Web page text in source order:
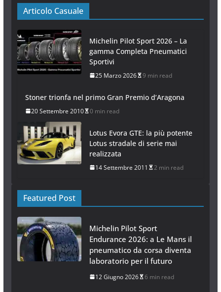
Articolo Casuale
Michelin Pilot Sport 2026 – La
gamma Completa Pneumatici
Sportivi
25 Marzo 2026 9 min read
Stoner trionfa nel primo Gran Premio d’Aragona
20 Settembre 2010 0 min read
Lotus Evora GTE: la più potente
Lotus stradale di serie mai
realizzata
14 Settembre 2011 2 min read
Featured Post
Michelin Pilot Sport
Endurance 2026: a Le Mans il
pneumatico da corsa diventa
laboratorio per il futuro
12 Giugno 2026 6 min read